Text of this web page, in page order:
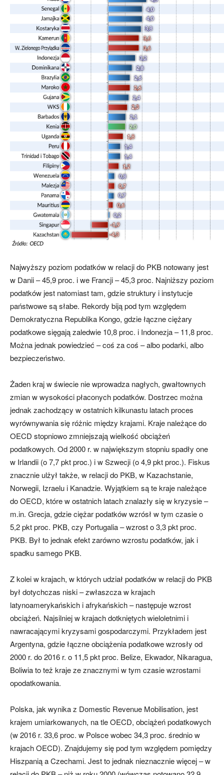
Najwyższy poziom podatków w relacji do PKB notowany jest
w Danii – 45,9 proc. i we Francji – 45,3 proc. Najniższy poziom
podatków jest natomiast tam, gdzie struktury i instytucje
państwowe są słabe. Rekordy biją pod tym względem
Demokratyczna Republika Kongo, gdzie łączne ciężary
podatkowe sięgają zaledwie 10,8 proc. i Indonezja – 11,8 proc.
Można jednak powiedzieć – coś za coś – albo podarki, albo
bezpieczeństwo.
Żaden kraj w świecie nie wprowadza nagłych, gwałtownych
zmian w wysokości płaconych podatków. Dostrzec można
jednak zachodzący w ostatnich kilkunastu latach proces
wyrównywania się różnic między krajami. Kraje należące do
OECD stopniowo zmniejszają wielkość obciążeń
podatkowych. Od 2000 r. w największym stopniu spadły one
w Irlandii (o 7,7 pkt proc.) i w Szwecji (o 4,9 pkt proc.). Fiskus
znacznie ulżył także, w relacji do PKB, w Kazachstanie,
Norwegii, Izraelu i Kanadzie. Wyjątkiem są te kraje należące
do OECD, które w ostatnich latach znalazły się w kryzysie –
m.in. Grecja, gdzie ciężar podatków wzrósł w tym czasie o
5,2 pkt proc. PKB, czy Portugalia – wzrost o 3,3 pkt proc.
PKB. Był to jednak efekt zarówno wzrostu podatków, jak i
spadku samego PKB.
Z kolei w krajach, w których udział podatków w relacji do PKB
był dotychczas niski – zwłaszcza w krajach
latynoamerykańskich i afrykańskich – następuje wzrost
obciążeń. Najsilniej w krajach dotkniętych wieloletnimi i
nawracającymi kryzysami gospodarczymi. Przykładem jest
Argentyna, gdzie łączne obciążenia podatkowe wzrosły od
2000 r. do 2016 r. o 11,5 pkt proc. Belize, Ekwador, Nikaragua,
Boliwia to też kraje ze znacznymi w tym czasie wzrostami
opodatkowania.
Polska, jak wynika z Domestic Revenue Mobilisation, jest
krajem umiarkowanych, na tle OECD, obciążeń podatkowych
(w 2016 r. 33,6 proc. w Polsce wobec 34,3 proc. średnio w
krajach OECD). Znajdujemy się pod tym względem pomiędzy
Hiszpanią a Czechami. Jest to jednak nieznacznie więcej – w